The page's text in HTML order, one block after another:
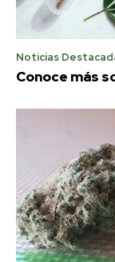
Noticias
Conoce más